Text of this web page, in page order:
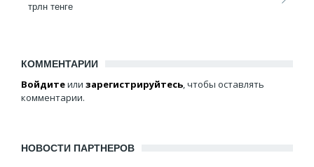
трлн тенге
КОММЕНТАРИИ
Войдитеили зарегистрируйтесь , чтобы оставлять
комментарии.
НОВОСТИ ПАРТНЕРОВ